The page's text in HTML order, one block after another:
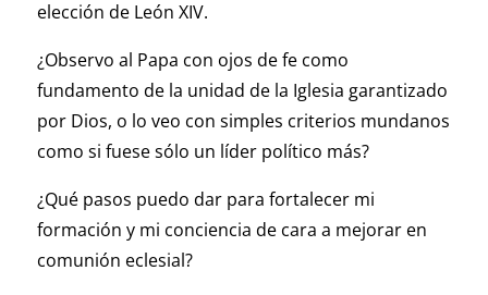
elección de León XIV.
¿Observo al Papa con ojos de fe como
fundamento de la unidad de la Iglesia garantizado
por Dios, o lo veo con simples criterios mundanos
como si fuese sólo un líder político más?
¿Qué pasos puedo dar para fortalecer mi
formación y mi conciencia de cara a mejorar en
comunión eclesial?